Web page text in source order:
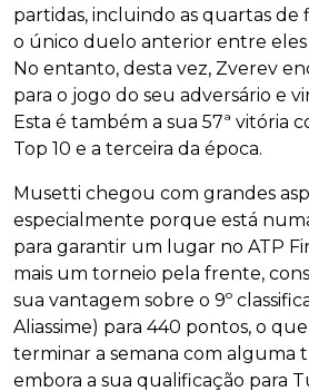
partidas, incluindo as quartas de
o único duelo anterior entre eles
No entanto, desta vez, Zverev
para o jogo do seu adversário e
Esta é também a sua 57ª vitória
Top 10 e a terceira da época.
Musetti chegou com grandes
especialmente porque está
para garantir um lugar no ATP
mais um torneio pela frente,
sua vantagem sobre o 9º
Aliassime) para 440 pontos, o
terminar a semana com alguma
embora a sua qualificação para